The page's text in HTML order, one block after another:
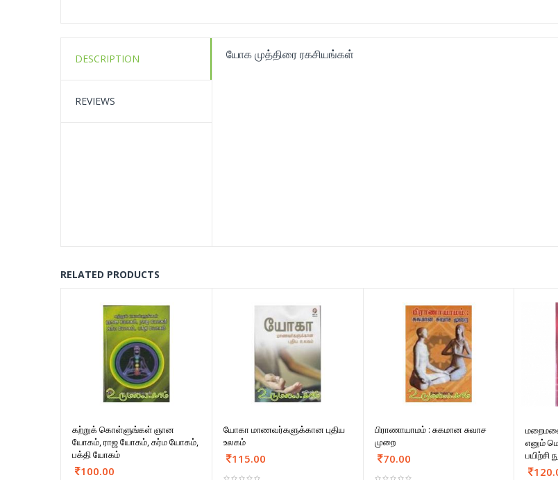
DESCRIPTION
REVIEWS
யோக முத்திரை ரகசியங்கள்
RELATED PRODUCTS
கற்றுக் கொள்ளுங்கள் ஞான
யோகம், ராஜ யோகம், கர்ம யோகம்,
பக்தி யோகம்
100.00
யோகா மாணவர்களுக்கான புதிய
உலகம்
115.00
பிராணாயாமம் : சுகமான சுவாச
முறை
70.00
எனும்
பயிற்சி